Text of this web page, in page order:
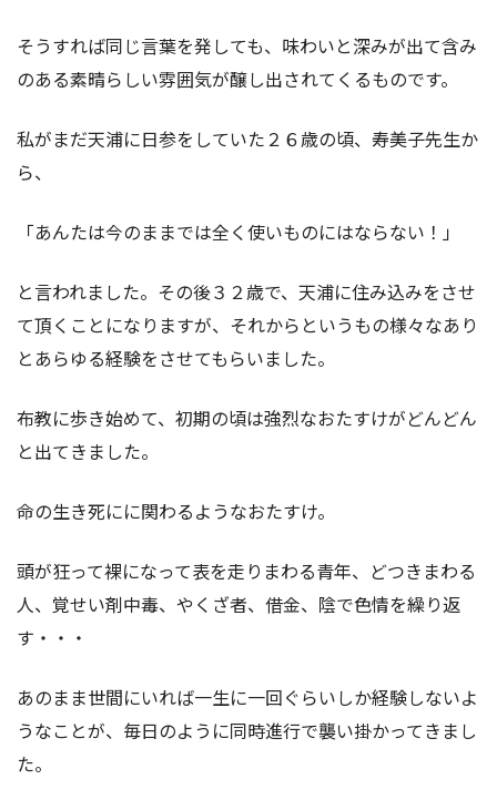
そうすれば同じ言葉を発しても、味わいと深みが出て含み
のある素晴らしい雰囲気が醸し出されてくるものです。
私がまだ天浦に日参をしていた２６歳の頃、寿美子先生か
ら、
「あんたは今のままでは全く使いものにはならない！」
と言われました。その後３２歳で、天浦に住み込みをさせ
て頂くことになりますが、それからというもの様々なあり
とあらゆる経験をさせてもらいました。
布教に歩き始めて、初期の頃は強烈なおたすけがどんどん
と出てきました。
命の生き死にに関わるようなおたすけ。
頭が狂って裸になって表を走りまわる青年、どつきまわる
人、覚せい剤中毒、やくざ者、借金、陰で色情を繰り返
す・・・
あのまま世間にいれば一生に一回ぐらいしか経験しないよ
うなことが、毎日のように同時進行で襲い掛かってきまし
た。